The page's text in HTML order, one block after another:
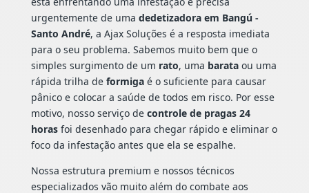
urgentemente de uma dedetizadora em Bangú -
Santo André, a Ajax Soluções é a resposta imediata
para o seu problema. Sabemos muito bem que o
simples surgimento de um rato, uma barataou uma
rápida trilha de formigaé o suficiente para causar
pânico e colocar a saúde de todos em risco. Por esse
motivo, nosso serviço de controle de pragas 24
horasfoi desenhado para chegar rápido e eliminar o
foco da infestação antes que ela se espalhe.
Nossa estrutura premium e nossos técnicos
especializados vão muito além do combate aos